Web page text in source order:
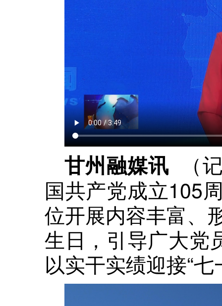
甘州融媒讯
（
国共产党成立105
位开展内容丰富、
生日，引导广大党
以实干实绩迎接“